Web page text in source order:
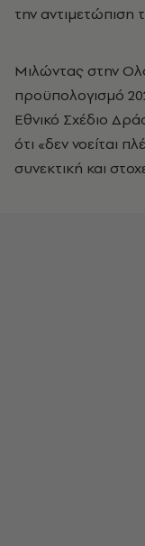
την
Μιλώντας στην
προϋπολογισμό
Εθνικό Σχέδιο
ότι «δεν νοείται
συνεκτική και